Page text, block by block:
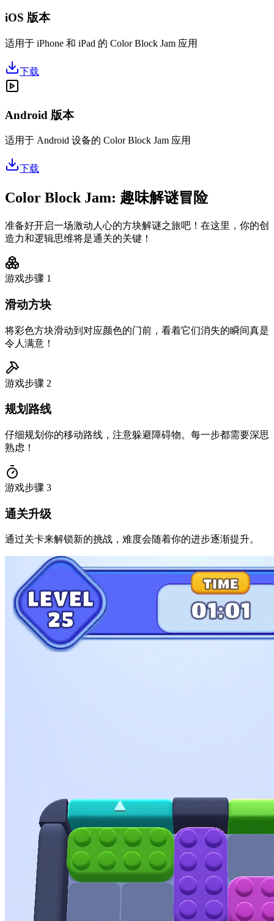
iOS 版本
适用于 iPhone 和 iPad 的 Color Block Jam 应用
下载
Android 版本
适用于 Android 设备的 Color Block Jam 应用
下载
Color Block Jam: 趣味解谜冒险
准备好开启一场激动人心的方块解谜之旅吧！在这里，你的创
造力和逻辑思维将是通关的关键！
游戏步骤 1
滑动方块
将彩色方块滑动到对应颜色的门前，看着它们消失的瞬间真是
令人满意！
游戏步骤 2
规划路线
仔细规划你的移动路线，注意躲避障碍物。每一步都需要深思
熟虑！
游戏步骤 3
通关升级
通过关卡来解锁新的挑战，难度会随着你的进步逐渐提升。